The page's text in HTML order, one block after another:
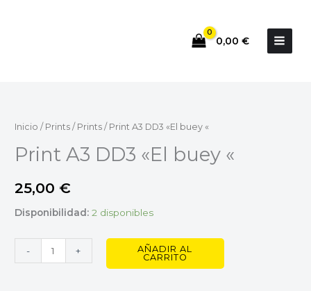
0,00 €
Inicio / Prints / Prints / Print A3 DD3 «El buey «
Print A3 DD3 «El buey «
25,00 €
Disponibilidad: 2 disponibles
-
DD3
buey
cantidad
+
AÑADIR AL
CARRITO